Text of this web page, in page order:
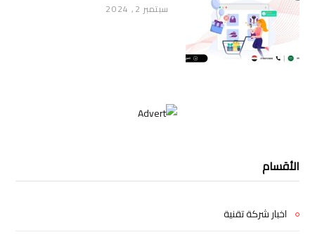
سبتمبر 2, 2024
الأقسام
اخبار شركة تقنية